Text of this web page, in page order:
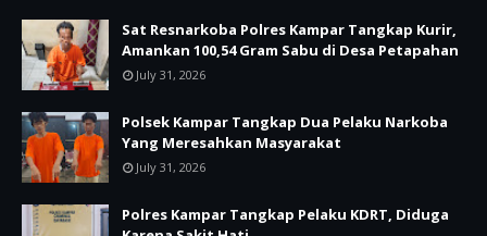
Sat Resnarkoba Polres Kampar Tangkap Kurir,
Amankan 100,54 Gram Sabu di Desa Petapahan
July 31, 2026
Polsek Kampar Tangkap Dua Pelaku Narkoba
Yang Meresahkan Masyarakat
July 31, 2026
Polres Kampar Tangkap Pelaku KDRT, Diduga